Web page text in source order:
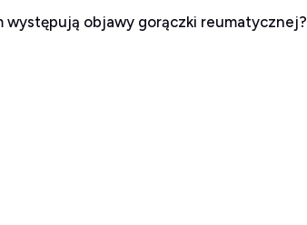
występują objawy gorączki reumatycznej?